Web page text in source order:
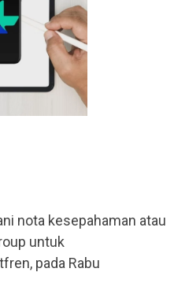
nota kesepahaman atau
untuk
pada Rabu